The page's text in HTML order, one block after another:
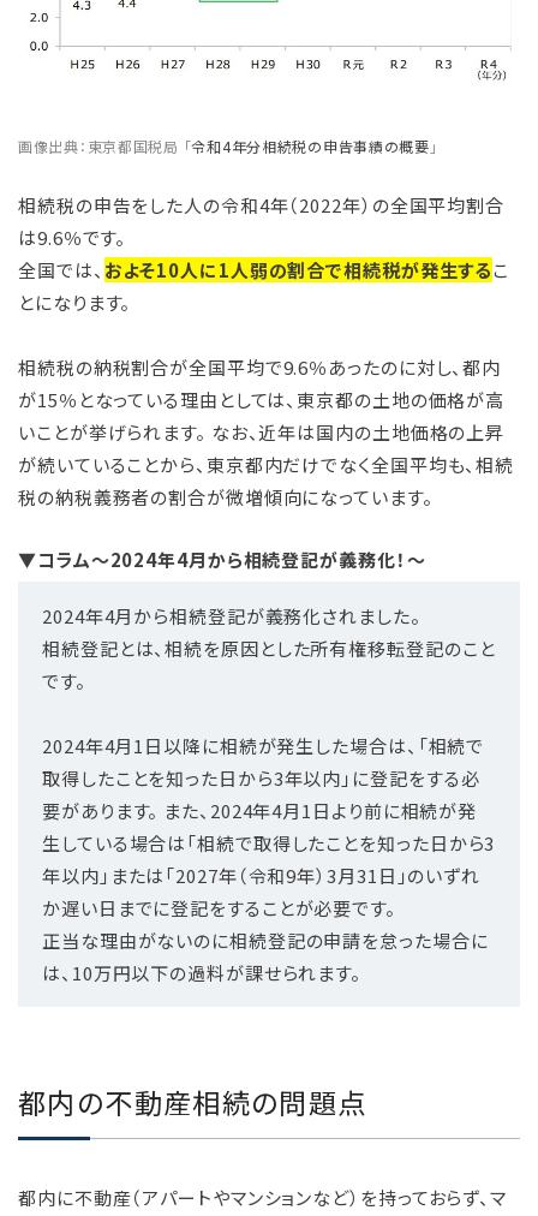
画像出典：東京都国税局 「令和4年分相続税の申告事績の概要 」
相続税の申告をした人の令和4年（2022年）の全国平均割合
は9.6％です。
全国では、 およそ10人に1人弱の割合で相続税が発生するこ
とになります。
相続税の納税割合が全国平均で9.6％あったのに対し、都内
が15％となっている理由としては、東京都の土地の価格が高
いことが挙げられます。 なお、近年は国内の土地価格の上昇
が続いていることから、東京都内だけでなく全国平均も、相続
税の納税義務者の割合が微増傾向になっています。
▼コラム～2024年4月から相続登記が義務化！～
2024年4月から相続登記が義務化されました。
相続登記とは、相続を原因とした所有権移転登記のこと
です。
2024年4月1日以降に相続が発生した場合は、「相続で
取得したことを知った日から3年以内」に登記をする必
要があります。 また、2024年4月1日より前に相続が発
生している場合は「相続で取得したことを知った日から3
年以内」または「2027年（令和9年）3月31日」のいずれ
か遅い日までに登記をすることが必要です。
正当な理由がないのに相続登記の申請を怠った場合に
は、10万円以下の過料が課せられます。
都内の不動産相続の問題点
都内に不動産（アパートやマンションなど）を持っておらず、マ